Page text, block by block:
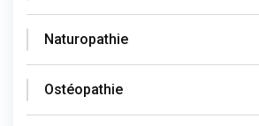
Naturopathie
Ostéopathie